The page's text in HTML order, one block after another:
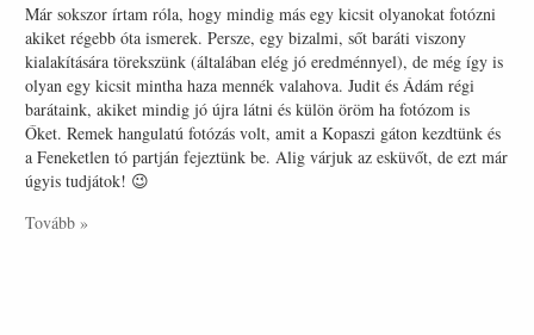
Már sokszor írtam róla, hogy mindig más egy kicsit olyanokat fotózni
akiket régebb óta ismerek. Persze, egy bizalmi, sőt baráti viszony
kialakítására törekszünk (általában elég jó eredménnyel), de még így is
olyan egy kicsit mintha haza mennék valahova. Judit és Ádám régi
barátaink, akiket mindig jó újra látni és külön öröm ha fotózom is
Őket. Remek hangulatú fotózás volt, amit a Kopaszi gáton kezdtünk és
a Feneketlen tó partján fejeztünk be. Alig várjuk az esküvőt, de ezt már
úgyis tudjátok! 😉
Tovább »